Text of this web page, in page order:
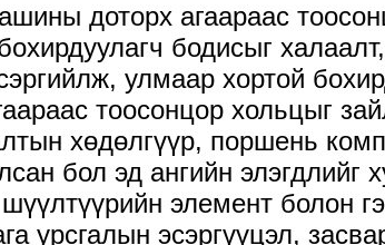
доторх агаараас
бодисыг
улмаар хортой
тоосонцор хольцыг
хөдөлгүүр, поршень
бол эд ангийн элэгдлийг
элемент болон
урсгалын эсэргүүцэл,